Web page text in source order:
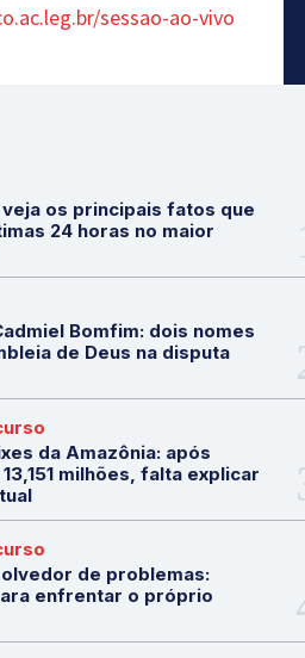
sessao-ao-vivo
os principais fatos que
24 horas no maior
Bomfim: dois nomes
de Deus na disputa
da Amazônia: após
milhões, falta explicar
de problemas:
enfrentar o próprio